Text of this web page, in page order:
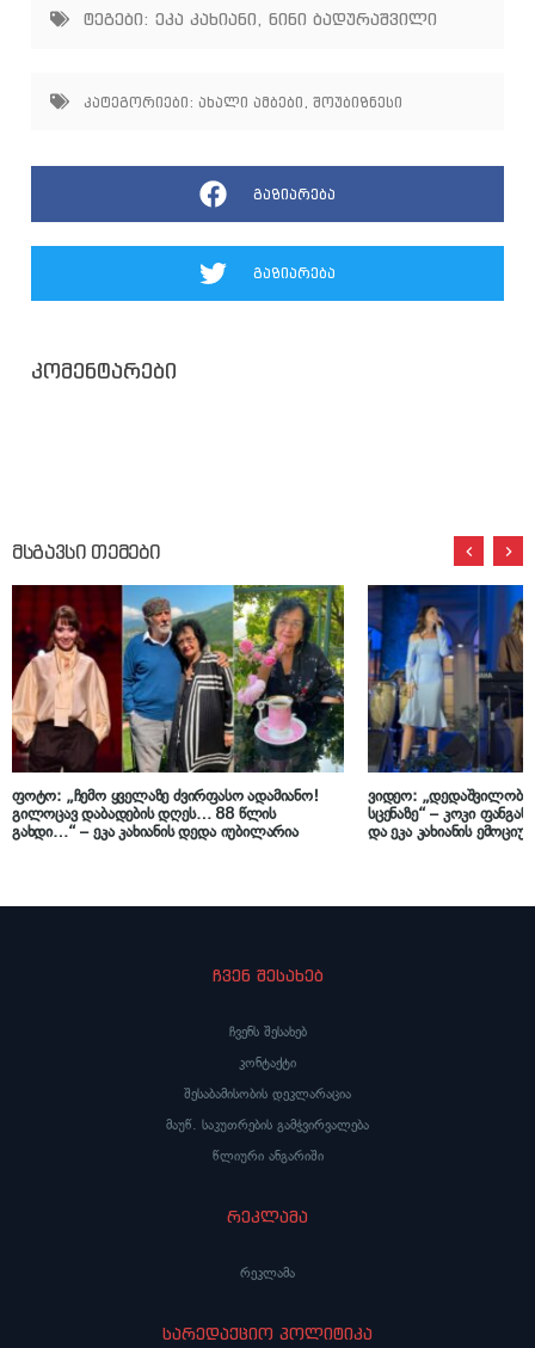
ტეგები: ეკა კახიანი, ნინი ბადურაშვილი
კატეგორიები: ახალი ამბები შოუბიზნესი
გაზიარება
გაზიარება
კომენტარები
მსგავსი თემები
ფოტო: „ჩემო ყველაზე ძვირფასო ადამიანო!
გილოცავ დაბადების დღეს… 88 წლის
გახდი…“ – ეკა კახიანის დედა იუბილარია
ვიდეო:
სცენაზე“ – კოკი
და ეკა კახიანის
ჩვენ შესახებ
ჩვენს შესახებ
კონტაქტი
შესაბამისობის დეკლარაცია
მაუწ. საკუთრების გამჭვირვალება
წლიური ანგარიში
რეკლამა
რეკლამა
სარედაქციო პოლიტიკა